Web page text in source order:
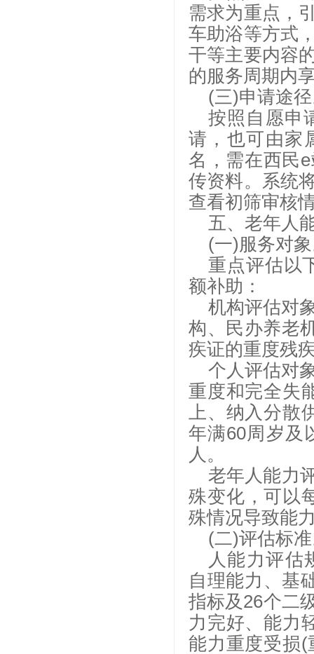
需求为重点，
车助浴等方式
干等主要内容
的服务周期内
(三)申请途
按照自愿申
请，也可由家
名，需在西民
传资料。系统
查看初筛审核
五、老年人
(一)服务对
重点评估以
额补助：
机构评估对
构、民办养老
疾证的重度残
个人评估对
重度和完全失
上、纳入分散
年满60周岁及
人。
老年人能力
殊变化，可以
殊情况导致能
(二)评估标
人能力评估
自理能力、基
指标及26个二
力完好、能力
能力重度受损(